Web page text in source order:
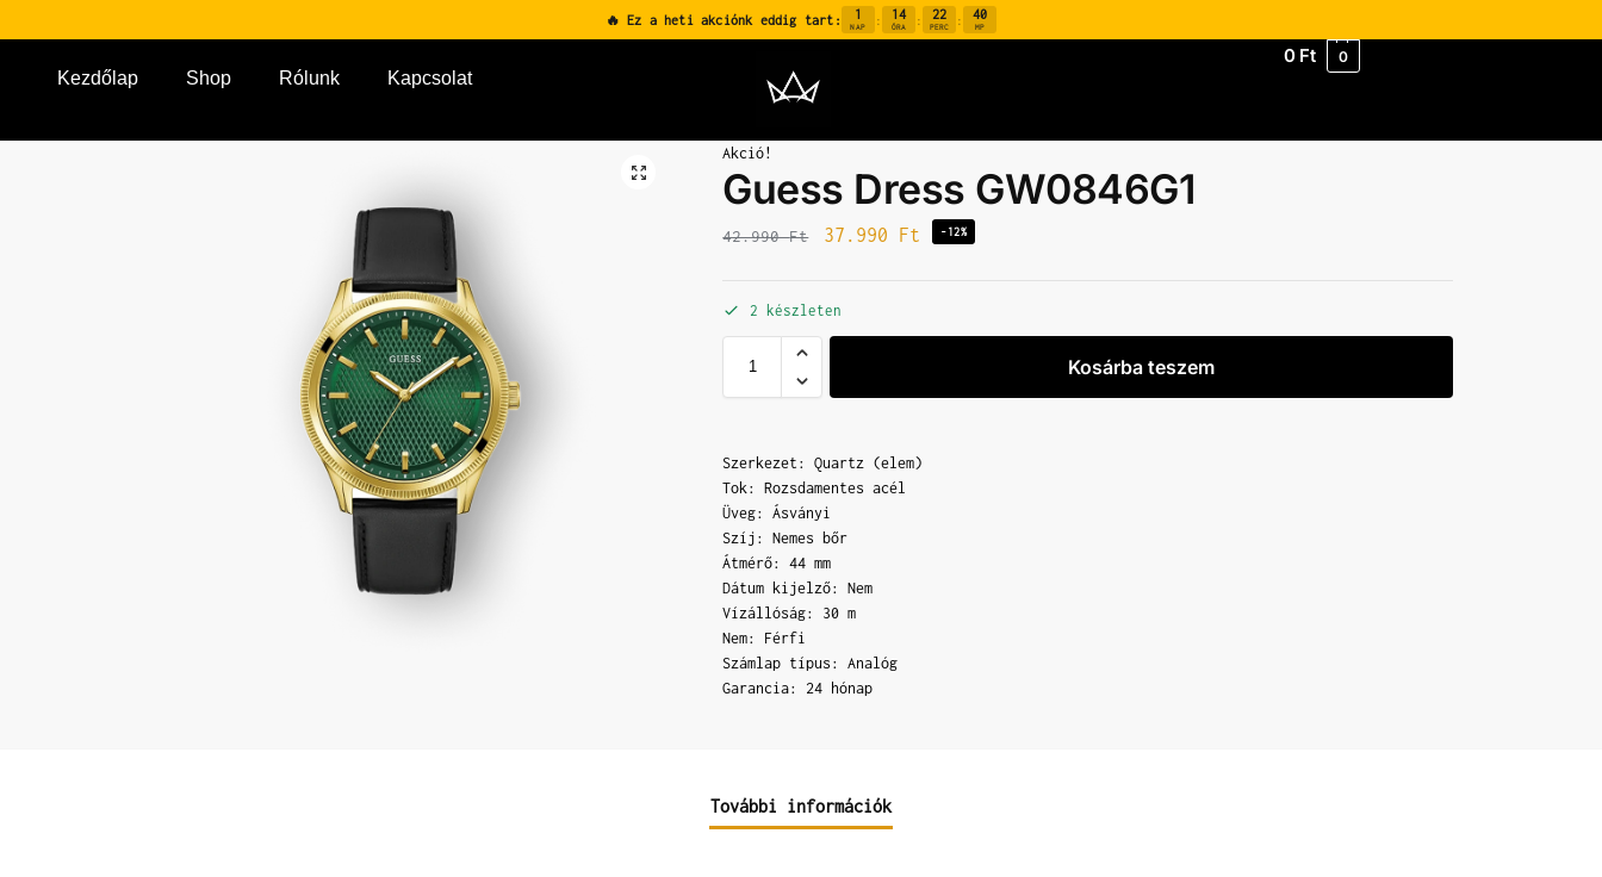
🔥 Ez a heti akciónk eddig tart: 1
NAP : 14
ÓRA : 22
PERC : 39
MP
Kezdőlap Shop Rólunk Kapcsolat
0 Ft 0
Akció!
Guess Dress GW0846G1
42.990Ft 37.990 Ft -12%
2 készleten
Kosárba teszem
Szerkezet: Quartz (elem)
Tok: Rozsdamentes acél
Üveg: Ásványi
Szíj: Nemes bőr
Átmérő: 44 mm
Dátum kijelző: Nem
Vízállóság: 30 m
Nem: Férfi
Számlap típus: Analóg
Garancia: 24 hónap
További információk